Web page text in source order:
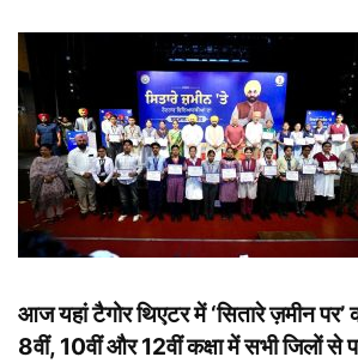
आज यहां टैगोर थिएटर में ‘सितारे ज़मीन पर’
8वीं, 10वीं और 12वीं कक्षा में सभी जिलों से